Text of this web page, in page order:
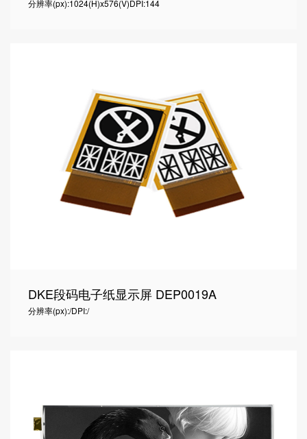
分辨率(px):1024(H)x576(V)DPI:144
DKE段码电子纸显示屏 DEP0019A
分辨率(px):/DPI:/